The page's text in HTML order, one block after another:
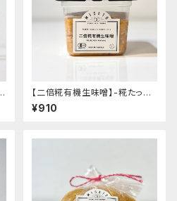
【二倍糀有機生味噌】-糀たっぷ
り・減塩白味噌タイプ・甘め- "カ
ップ入り400g"│オーガニック
¥910